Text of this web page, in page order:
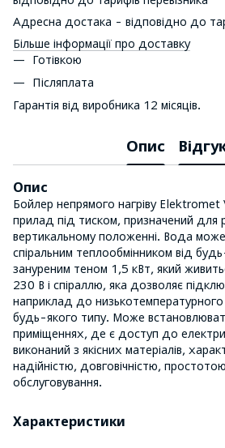
Адресна достака - відповідно до
Більше інформації про доставку
Готівкою
Післяплата
Гарантія від виробника 12 місяців.
Опис
Опис
Бойлер непрямого нагріву
прилад під тиском, призначений для
вертикальному положенні. Вода може
спіральним теплообмінником від
зануреним теном 1,5 кВт, який
230 В і спіраллю, яка дозволяє
наприклад до
будь-якого типу. Може
приміщеннях, де є доступ до
виконаний з якісних матеріалів,
надійністю, довговічністю,
обслуговування.
Характеристики